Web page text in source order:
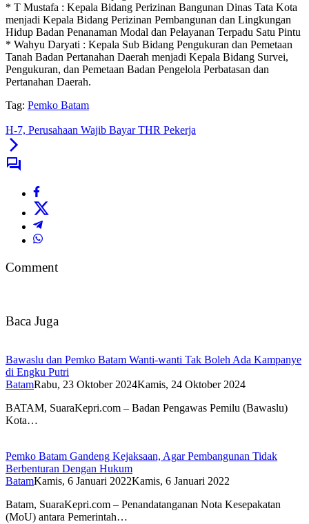
* T Mustafa : Kepala Bidang Perizinan Bangunan Dinas Tata Kota
menjadi Kepala Bidang Perizinan Pembangunan dan Lingkungan
Hidup Badan Penanaman Modal dan Pelayanan Terpadu Satu Pintu
* Wahyu Daryati : Kepala Sub Bidang Pengukuran dan Pemetaan
Tanah Badan Pertanahan Daerah menjadi Kepala Bidang Survei,
Pengukuran, dan Pemetaan Badan Pengelola Perbatasan dan
Pertanahan Daerah.
Tag: Pemko Batam
H-7, Perusahaan Wajib Bayar THR Pekerja
Comment
Baca Juga
Bawaslu dan Pemko Batam Wanti-wanti Tak Boleh Ada Kampanye
di Engku Putri
BatamRabu, 23 Oktober 2024Kamis, 24 Oktober 2024
BATAM, SuaraKepri.com – Badan Pengawas Pemilu (Bawaslu)
Kota…
Pemko Batam Gandeng Kejaksaan, Agar Pembangunan Tidak
Berbenturan Dengan Hukum
BatamKamis, 6 Januari 2022Kamis, 6 Januari 2022
Batam, SuaraKepri.com – Penandatanganan Nota Kesepakatan
(MoU) antara Pemerintah…